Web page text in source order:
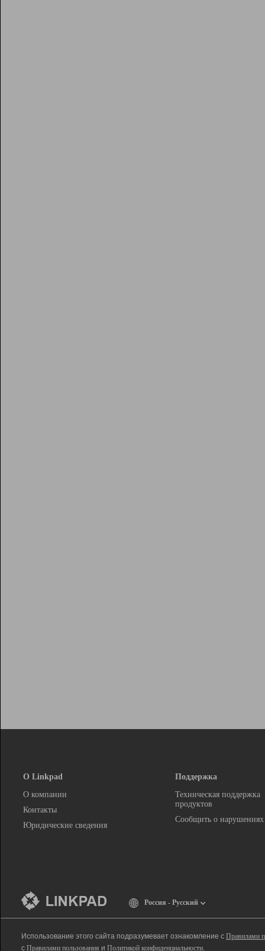
О Linkpad
О компании
Контакты
Юридические сведения
Поддержка
Техническая поддержка
продуктов
Сообщить о нарушениях
Россия - Русский
Использование этого сайта подразумевает ознакомление с Правилами
с Правилами пользования и Политикой конфиденциальности.